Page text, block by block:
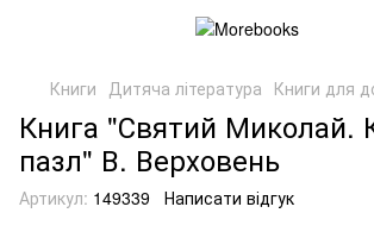
Книги Дитяча література Книги для
Книга "Святий Миколай.
пазл" В. Верховень
Артикул: 149339 Написати відгук